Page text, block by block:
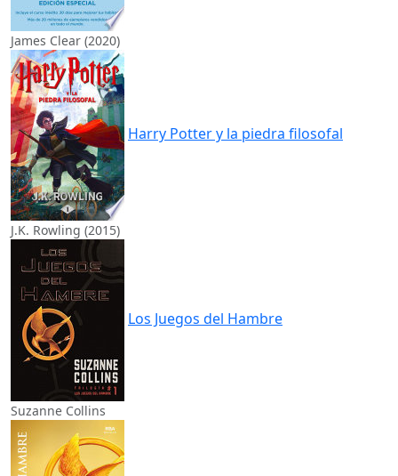
James Clear (2020)
Harry Potter y la piedra filosofal
J.K. Rowling (2015)
Los Juegos del Hambre
Suzanne Collins